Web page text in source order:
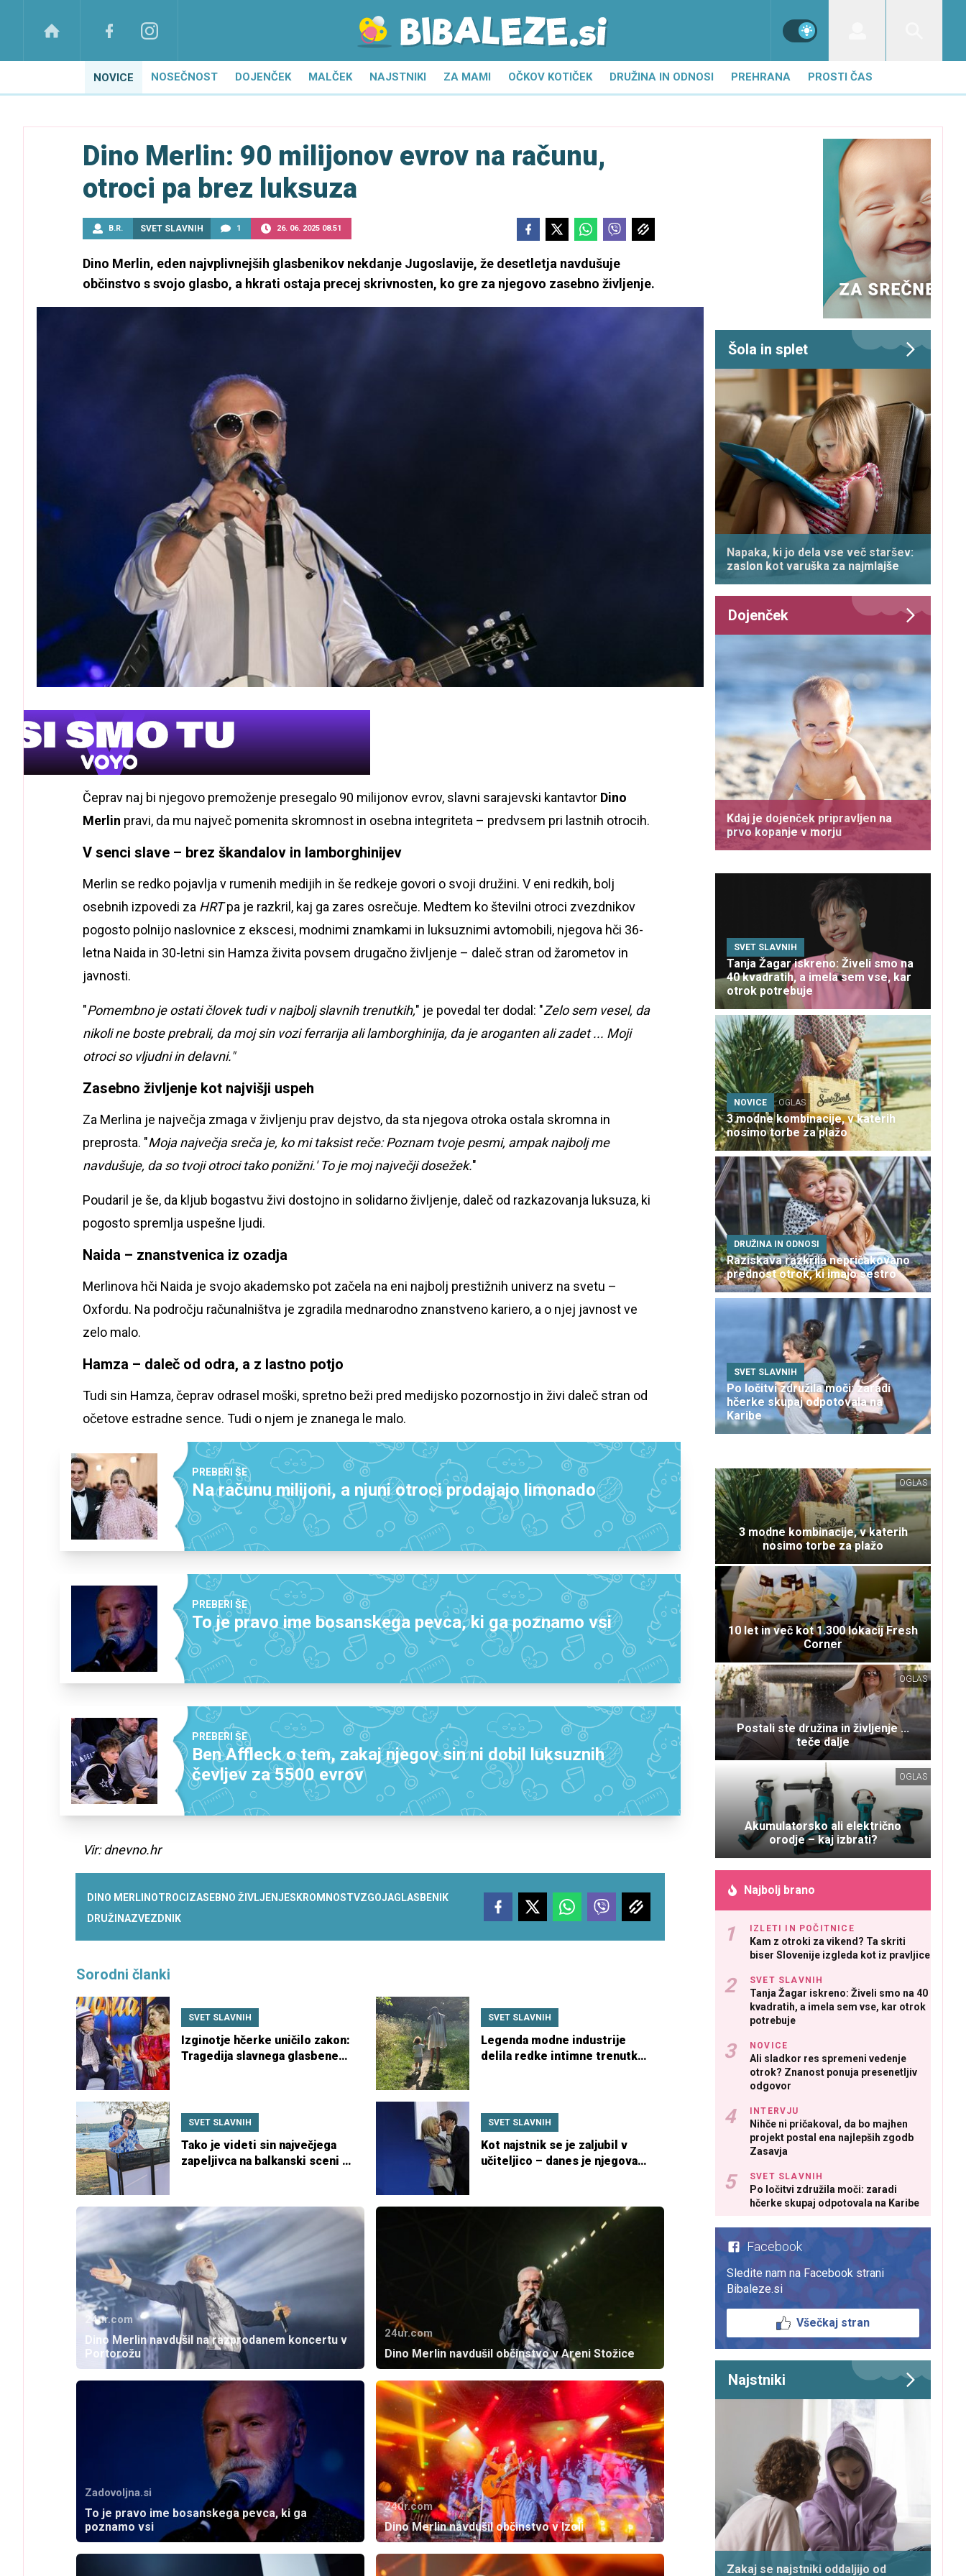
NOVICE NOSEČNOST DOJENČEK MALČEK NAJSTNIKI ZA MAMI OČKOV KOTIČEK DRUŽINA IN ODNOSI PREHRANA PROSTI ČAS
Dino Merlin: 90 milijonov evrov na računu,
otroci pa brez luksuza
B.R. SVET SLAVNIH 1 26. 06. 2025 08.51
Dino Merlin, eden najvplivnejših glasbenikov nekdanje Jugoslavije, že desetletja navdušuje
občinstvo s svojo glasbo, a hkrati ostaja precej skrivnosten, ko gre za njegovo zasebno življenje.
Čeprav naj bi njegovo premoženje presegalo 90 milijonov evrov, slavni sarajevski kantavtor Dino
Merlin pravi, da mu največ pomenita skromnost in osebna integriteta – predvsem pri lastnih otrocih.
V senci slave – brez škandalov in lamborghinijev
Merlin se redko pojavlja v rumenih medijih in še redkeje govori o svoji družini. V eni redkih, bolj
osebnih izpovedi za HRTpa je razkril, kaj ga zares osrečuje. Medtem ko številni otroci zvezdnikov
pogosto polnijo naslovnice z ekscesi, modnimi znamkami in luksuznimi avtomobili, njegova hči 36-
letna Naida in 30-letni sin Hamza živita povsem drugačno življenje – daleč stran od žarometov in
javnosti.
"Pomembno je ostati človek tudi v najbolj slavnih trenutkih," je povedal ter dodal: "Zelo sem vesel, da
nikoli ne boste prebrali, da moj sin vozi ferrarija ali lamborghinija, da je aroganten ali zadet ... Moji
otroci so vljudni in delavni."
Zasebno življenje kot najvišji uspeh
Za Merlina je največja zmaga v življenju prav dejstvo, da sta njegova otroka ostala skromna in
preprosta. "Moja največja sreča je, ko mi taksist reče: Poznam tvoje pesmi, ampak najbolj me
navdušuje, da so tvoji otroci tako ponižni.' To je moj največji dosežek."
Poudaril je še, da kljub bogastvu živi dostojno in solidarno življenje, daleč od razkazovanja luksuza, ki
pogosto spremlja uspešne ljudi.
Naida – znanstvenica iz ozadja
Merlinova hči Naida je svojo akademsko pot začela na eni najbolj prestižnih univerz na svetu –
Oxfordu. Na področju računalništva je zgradila mednarodno znanstveno kariero, a o njej javnost ve
zelo malo.
Hamza – daleč od odra, a z lastno potjo
Tudi sin Hamza, čeprav odrasel moški, spretno beži pred medijsko pozornostjo in živi daleč stran od
očetove estradne sence. Tudi o njem je znanega le malo.
PREBERI ŠE
Na računu milijoni, a njuni otroci prodajajo limonado
PREBERI ŠE
To je pravo ime bosanskega pevca, ki ga poznamo vsi
PREBERI ŠE
Ben Affleck o tem, zakaj njegov sin ni dobil luksuznih
čevljev za 5500 evrov
Vir: dnevno.hr
DINO MERLIN OTROCI ZASEBNO ŽIVLJENJESKROMNOSTVZGOJAGLASBENIK
DRUŽINAZVEZDNIK
Sorodni članki
SVET SLAVNIH
Izginotje hčerke uničilo zakon:
Tragedija slavnega glasbenega
SVET SLAVNIH
Legenda modne industrije
delila redke intimne trenutke
SVET SLAVNIH
Tako je videti sin največjega
zapeljivca na balkanski sceni –
SVET SLAVNIH
Kot najstnik se je zaljubil v
učiteljico – danes je njegova
24ur.com
Dino Merlin navdušil na razprodanem koncertu v
Portorožu
24ur.com
Dino Merlin navdušil občinstvo v Areni Stožice
Zadovoljna.si
To je pravo ime bosanskega pevca, ki ga
poznamo vsi
24ur.com
Dino Merlin navdušil občinstvo v Izoli
Šola in splet
Napaka, ki jo dela vse več staršev:
zaslon kot varuška za najmlajše
Dojenček
Kdaj je dojenček pripravljen na
prvo kopanje v morju
SVET SLAVNIH
Tanja Žagar iskreno: Živeli smo na
40 kvadratih, a imela sem vse, kar
otrok potrebuje
NOVICE OGLAS
3 modne kombinacije, v katerih
nosimo torbe za plažo
DRUŽINA IN ODNOSI
Raziskava razkrila nepričakovano
prednost otrok, ki imajo sestro
SVET SLAVNIH
Po ločitvi združila moči: zaradi
hčerke skupaj odpotovala na
Karibe
OGLAS
3 modne kombinacije, v katerih
nosimo torbe za plažo
10 let in več kot 1.300 lokacij Fresh
Corner
OGLAS
Postali ste družina in življenje ...
teče dalje
OGLAS
Akumulatorsko ali električno
orodje – kaj izbrati?
Najbolj brano
IZLETI IN POČITNICE
Kam z otroki za vikend? Ta skriti
biser Slovenije izgleda kot iz pravljice
SVET SLAVNIH
Tanja Žagar iskreno: Živeli smo na 40
kvadratih, a imela sem vse, kar otrok
potrebuje
NOVICE
Ali sladkor res spremeni vedenje
otrok? Znanost ponuja presenetljiv
odgovor
INTERVJU
Nihče ni pričakoval, da bo majhen
projekt postal ena najlepših zgodb
Zasavja
SVET SLAVNIH
Po ločitvi združila moči: zaradi
hčerke skupaj odpotovala na Karibe
Facebook
Sledite nam na Facebook strani
Bibaleze.si
Všečkaj stran
Najstniki
Zakaj se najstniki oddaljijo od